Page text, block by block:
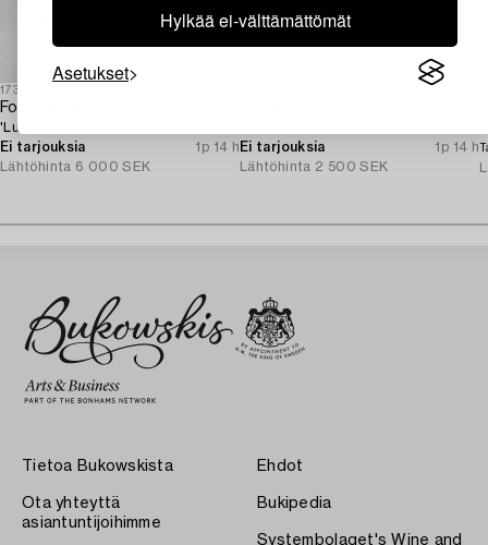
Hylkää ei-välttämättömät
Asetukset
1731360
Four bar stools,
'Luxembourg', Fermob.
Ei tarjouksia
1p 14 h
Lähtöhinta 6 000 SEK
Ei tarjouksia
1p 14 h
Lähtöhinta 2 500 SEK
Tietoa Bukowskista
Ota yhteyttä
asiantuntijoihimme
Ehdot
Bukipedia
Systembolaget's Wine and